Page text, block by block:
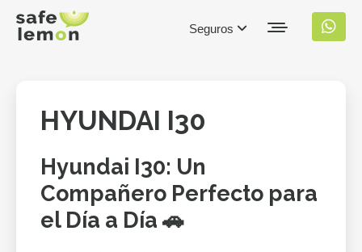
Seguros
HYUNDAI I30
Hyundai I30: Un
Compañero Perfecto para
el Día a Día 🚗